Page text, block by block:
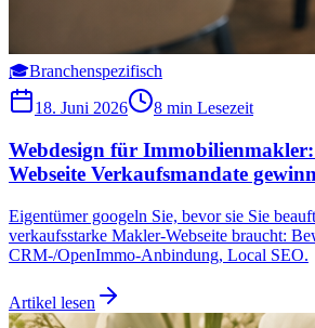
🎓Branchenspezifisch
18. Juni 2026
8 min Lesezeit
Webdesign für
Webseite Verkaufsmandate
Eigentümer googeln Sie, bevor sie Sie
verkaufsstarke Makler-Webseite braucht:
CRM-/OpenImmo-Anbindung, Local SEO.
Artikel lesen